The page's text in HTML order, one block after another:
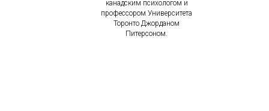
канадским психологом и
профессором Университета
Торонто Джорданом
Питерсоном.